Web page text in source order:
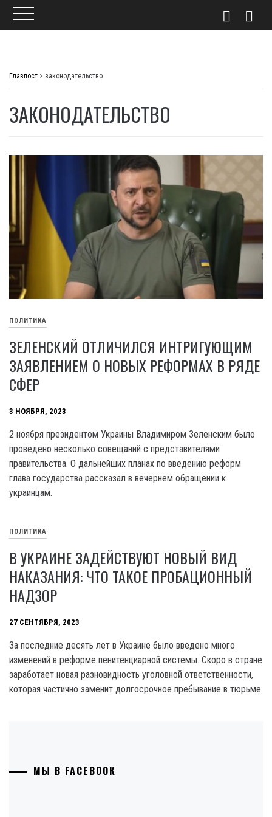
Главпост > законодательство
ЗАКОНОДАТЕЛЬСТВО
ПОЛИТИКА
ЗЕЛЕНСКИЙ ОТЛИЧИЛСЯ ИНТРИГУЮЩИМ
ЗАЯВЛЕНИЕМ О НОВЫХ РЕФОРМАХ В РЯДЕ
СФЕР
3 НОЯБРЯ, 2023
2 ноября президентом Украины Владимиром Зеленским было
проведено несколько совещаний с представителями
правительства. О дальнейших планах по введению реформ
глава государства рассказал в вечернем обращении к
украинцам.
ПОЛИТИКА
В УКРАИНЕ ЗАДЕЙСТВУЮТ НОВЫЙ ВИД
НАКАЗАНИЯ: ЧТО ТАКОЕ ПРОБАЦИОННЫЙ
НАДЗОР
27 СЕНТЯБРЯ, 2023
За последние десять лет в Украине было введено много
изменений в реформе пенитенциарной системы. Скоро в стране
заработает новая разновидность уголовной ответственности,
которая частично заменит долгосрочное пребывание в тюрьме.
МЫ В FACEBOOK